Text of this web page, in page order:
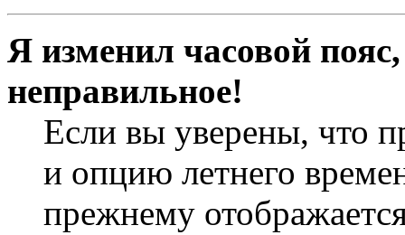
Я изменил часовой
неправильное!
Если вы уверены, что
и опцию летнего
прежнему